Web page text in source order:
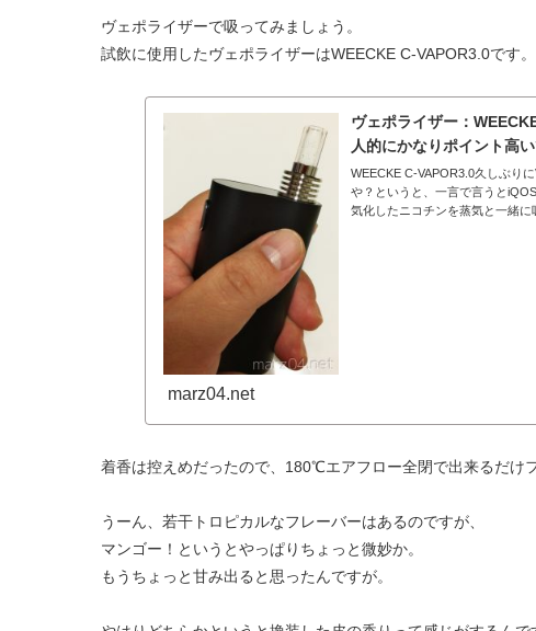
ヴェポライザーで吸ってみましょう。
試飲に使用したヴェポライザーはWEECKE C-VAPOR3.0です。
ヴェポライザー：
人的にかなりポイント高
WEECKE C-VAPOR3.0久しぶり
や？というと、一言で言うと
気化したニコチンを蒸気と一緒に
marz04.net
着香は控えめだったので、180℃エアフロー全閉で出来るだけ
うーん、若干トロピカルなフレーバーはあるのですが、
マンゴー！というとやっぱりちょっと微妙か。
もうちょっと甘み出ると思ったんですが。